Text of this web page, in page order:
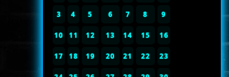
3 4 5 6 7 8 9
10 11 12 13 14 15 16
17 18 19 20 21 22 23